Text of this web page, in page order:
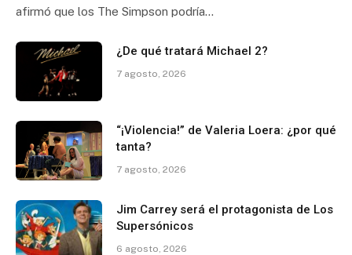
afirmó que los The Simpson podría…
¿De qué tratará Michael 2?
7 agosto, 2026
“¡Violencia!” de Valeria Loera: ¿por qué
tanta?
7 agosto, 2026
Jim Carrey será el protagonista de Los
Supersónicos
6 agosto, 2026